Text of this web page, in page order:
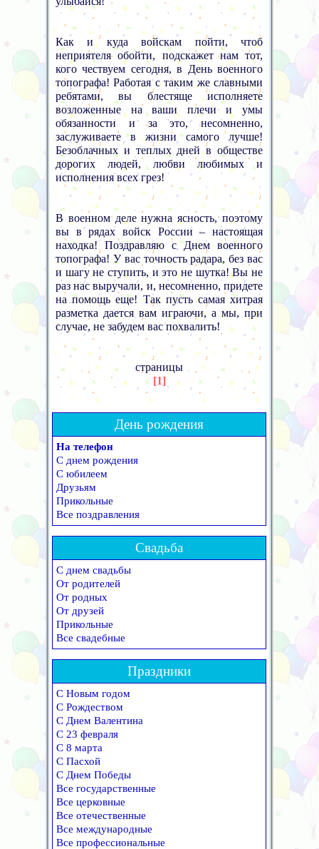
Как и куда войскам пойти, чтоб
неприятеля обойти, подскажет нам тот,
кого чествуем сегодня, в День военного
топографа! Работая с таким же славными
ребятами, вы блестяще исполняете
возложенные на ваши плечи и умы
обязанности и за это, несомненно,
заслуживаете в жизни самого лучше!
Безоблачных и теплых дней в обществе
дорогих людей, любви любимых и
исполнения всех грез!
В военном деле нужна ясность, поэтому
вы в рядах войск России – настоящая
находка! Поздравляю с Днем военного
топографа! У вас точность радара, без вас
и шагу не ступить, и это не шутка! Вы не
раз нас выручали, и, несомненно, придете
на помощь еще! Так пусть самая хитрая
разметка дается вам играючи, а мы, при
случае, не забудем вас похвалить!
страницы
[1]
День рождения
На телефон
С днем рождения
С юбилеем
Друзьям
Прикольные
Все поздравления
Свадьба
С днем свадьбы
От родителей
От родных
От друзей
Прикольные
Все свадебные
Праздники
С Новым годом
С Рождеством
С Днем Валентина
С 23 февраля
С 8 марта
С Пасхой
С Днем Победы
Все государственные
Все церковные
Все отечественные
Все международные
Все профессиональные